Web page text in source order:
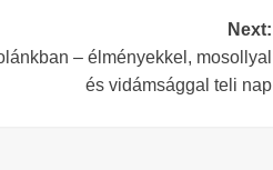
Next:
– élményekkel, mosollyal
és vidámsággal teli nap